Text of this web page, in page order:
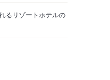
るリゾートホテルの